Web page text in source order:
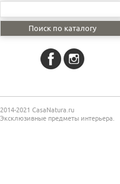
2014-2021 CasaNatura.ru
Эксклюзивные предметы интерьера.